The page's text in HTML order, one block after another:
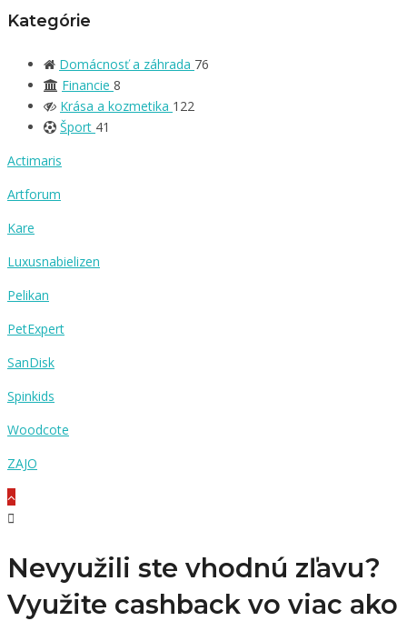
Kategórie
Domácnosť a záhrada 76
Financie 8
Krása a kozmetika 122
Šport 41
Actimaris
Artforum
Kare
Luxusnabielizen
Pelikan
PetExpert
SanDisk
Spinkids
Woodcote
ZAJO
Nevyužili ste vhodnú zľavu?
Využite cashback vo viac ako